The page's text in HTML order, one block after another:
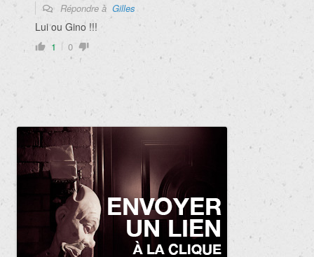
Répondre à Gilles
Lui ou Gino !!!
1 0